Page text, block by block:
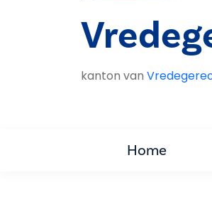
kanton van
Home